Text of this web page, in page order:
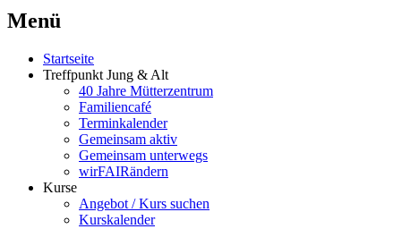
Menü
Startseite
Treffpunkt Jung & Alt
40 Jahre Mütterzentrum
Familiencafé
Terminkalender
Gemeinsam aktiv
Gemeinsam unterwegs
wirFAIRändern
Kurse
Angebot / Kurs suchen
Kurskalender